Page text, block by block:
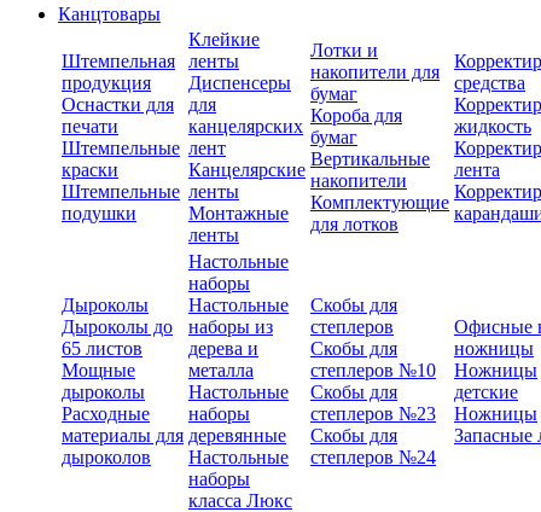
Канцтовары
Штемпельная
продукция
Оснастки для
печати
Штемпельные
краски
Штемпельные
подушки
Клейкие
ленты
Диспенсеры
для
канцелярских
лент
Канцелярские
ленты
Монтажные
ленты
Лотки и
накопители для
бумаг
Короба для
бумаг
Вертикальные
накопители
Комплектующие
для лотков
средства
жидкость
лента
Дыроколы
Дыроколы до
65 листов
Мощные
дыроколы
Расходные
материалы для
дыроколов
Настольные
наборы
Настольные
наборы из
дерева и
металла
Настольные
наборы
деревянные
Настольные
наборы
класса Люкс
Скобы для
степлеров
Скобы для
степлеров №10
Скобы для
степлеров №23
Скобы для
степлеров №24
Офисные
ножницы
Ножницы
детские
Ножницы
Запасные